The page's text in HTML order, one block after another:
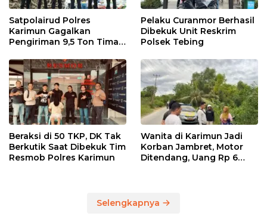
Satpolairud Polres
Karimun Gagalkan
Pengiriman 9,5 Ton Timah
Tersangka Diamankan
Pelaku Curanmor Berhasil
Dibekuk Unit Reskrim
Polsek Tebing
Beraksi di 50 TKP, DK Tak
Berkutik Saat Dibekuk Tim
Resmob Polres Karimun
Wanita di Karimun Jadi
Korban Jambret, Motor
Ditendang, Uang Rp 6
Selengkapnya